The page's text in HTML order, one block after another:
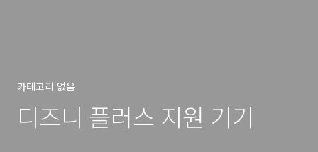
카테고리 없음
디즈니 플러스 지원 기기